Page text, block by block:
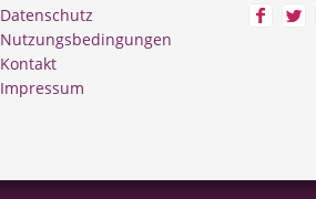
Datenschutz
Nutzungsbedingungen
Kontakt
Impressum